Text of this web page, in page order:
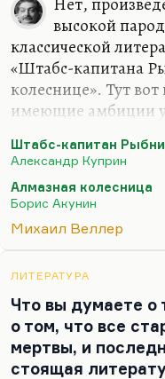
высокой
классической
«Штабс-капитана
колеснице». Тут
имеющие амбиции
беллетристику,
это имя, они
замыслы, начинают
Это, знаете, как
несколько
журналов, а еще
ядовитого цвета, и
После этого
Штабс-капитан
Александр Куприн
Алмазная колесница
Борис Акунин
Михаил Веллер
ЛИТЕРАТУРА
Что вы думаете о
о том, что все
мертвы, и
стоящая